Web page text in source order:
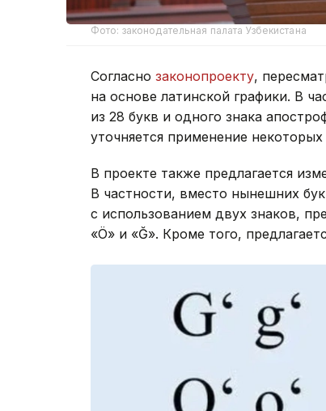
Фото: законодательная палата Узбекистана
Согласно законопроекту,
на основе латинской графики. В
из 28 букв и одного знака
уточняется применение некоторых
В проекте также предлагается
В частности, вместо нынешних
с использованием двух знаков,
«Ö» и «Ğ». Кроме того,